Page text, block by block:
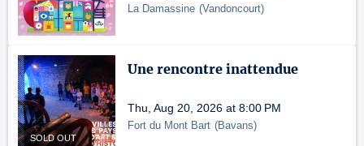
La Damassine (Vandoncourt)
SOLD OUT
Une rencontre inattendue
Thu, Aug 20, 2026 at 8:00 PM
Fort du Mont Bart (Bavans)